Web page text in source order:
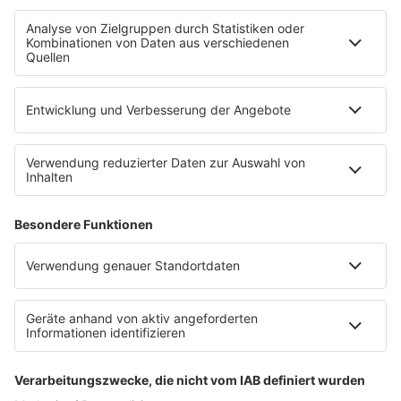
Fahrradparkhaus
Die Uniklinik Tübingen hat ein neues Fahrradparkhaus
eröffnet. Direkt an der Medizinischen Klinik bietet es
E-Bikes über eine Photovoltaikanlage auf dem …
Impressum
Datenschutzerklärung